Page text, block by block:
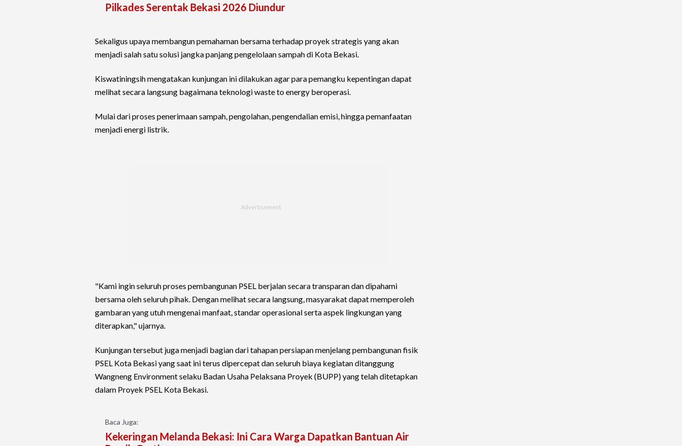
Pilkades Serentak Bekasi 2026 Diundur
Sekaligus upaya membangun pemahaman bersama terhadap proyek strategis yang akan
menjadi salah satu solusi jangka panjang pengelolaan sampah di Kota Bekasi.
Kiswatiningsih mengatakan kunjungan ini dilakukan agar para pemangku kepentingan dapat
melihat secara langsung bagaimana teknologi waste to energy beroperasi.
Mulai dari proses penerimaan sampah, pengolahan, pengendalian emisi, hingga pemanfaatan
menjadi energi listrik.
"Kami ingin seluruh proses pembangunan PSEL berjalan secara transparan dan dipahami
bersama oleh seluruh pihak. Dengan melihat secara langsung, masyarakat dapat memperoleh
gambaran yang utuh mengenai manfaat, standar operasional serta aspek lingkungan yang
diterapkan," ujarnya.
Kunjungan tersebut juga menjadi bagian dari tahapan persiapan menjelang pembangunan fisik
PSEL Kota Bekasi yang saat ini terus dipercepat dan seluruh biaya kegiatan ditanggung
Wangneng Environment selaku Badan Usaha Pelaksana Proyek (BUPP) yang telah ditetapkan
dalam Proyek PSEL Kota Bekasi.
Baca Juga:
Kekeringan Melanda Bekasi: Ini Cara Warga Dapatkan Bantuan Air